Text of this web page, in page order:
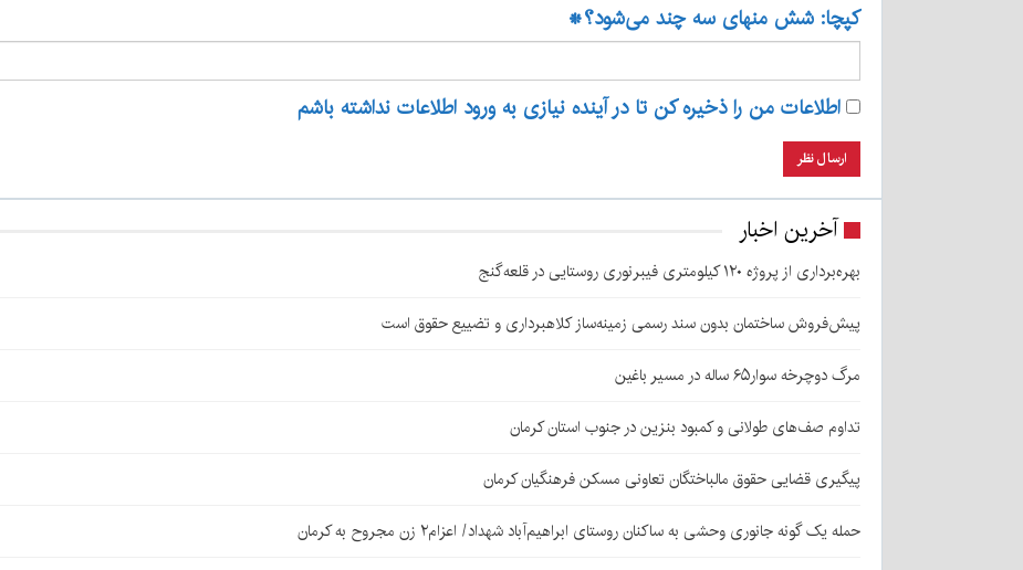
کپچا: شش منهای سه چند می‌شود؟*
اطلاعات من را ذخیره کن تا در آینده نیازی به ورود اطلاعات نداشته باشم
آخرین اخبار
بهره‌برداری از پروژه ۱۲۰ کیلومتری فیبرنوری روستایی در قلعه‌گنج
پیش‌فروش ساختمان بدون سند رسمی زمینه‌ساز کلاهبرداری و تضییع حقوق است
مرگ دوچرخه سوار۶۵ ساله در مسیر باغین
تداوم صف‌های طولانی و کمبود بنزین در جنوب استان کرمان
پیگیری قضایی حقوق مالباختگان تعاونی مسکن فرهنگیان کرمان
حمله یک گونه جانوری وحشی به ساکنان روستای ابراهیم‌آباد شهداد/ اعزام۲ زن مجروح به کرمان